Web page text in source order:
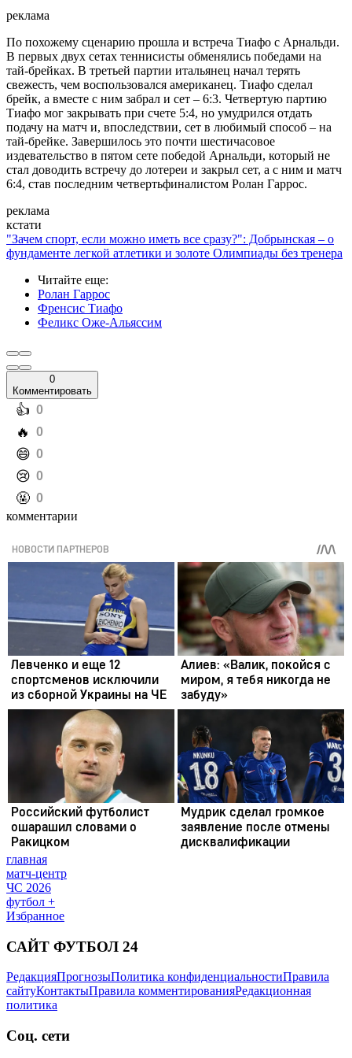
реклама
По похожему сценарию прошла и встреча Тиафо с Арнальди.
В первых двух сетах теннисисты обменялись победами на
тай-брейках. В третьей партии итальянец начал терять
свежесть, чем воспользовался американец. Тиафо сделал
брейк, а вместе с ним забрал и сет – 6:3. Четвертую партию
Тиафо мог закрывать при счете 5:4, но умудрился отдать
подачу на матч и, впоследствии, сет в любимый способ – на
тай-брейке. Завершилось это почти шестичасовое
издевательство в пятом сете победой Арнальди, который не
стал доводить встречу до лотереи и закрыл сет, а с ним и матч
6:4, став последним четвертьфиналистом Ролан Гаррос.
реклама
кстати
"Зачем спорт, если можно иметь все сразу?": Добрынская – о
фундаменте легкой атлетики и золоте Олимпиады без тренера
Читайте еще:
Ролан Гаррос
Френсис Тиафо
Феликс Оже-Альяссим
0
Комментировать
️👍 0
️🔥 0
️😄 0
️😢 0
️🤬 0
комментарии
главная
матч-центр
ЧС 2026
футбол +
Избранное
САЙТ ФУТБОЛ 24
РедакцияПрогнозыПолитика конфиденциальностиПравила
сайтуКонтактыПравила комментированияРедакционная
политика
Соц. сети